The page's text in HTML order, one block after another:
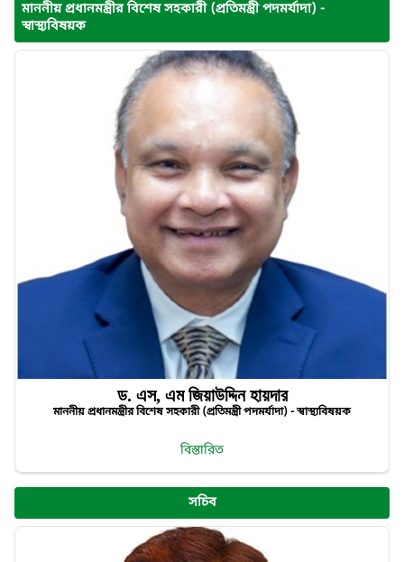
মাননীয় প্রধানমন্ত্রীর বিশেষ সহকারী (প্রতিমন্ত্রী পদমর্যাদা) -
স্বাস্থ্যবিষয়ক
ড. এস, এম জিয়াউদ্দিন হায়দার
মাননীয় প্রধানমন্ত্রীর বিশেষ সহকারী (প্রতিমন্ত্রী পদমর্যাদা) - স্বাস্থ্যবিষয়ক
বিস্তারিত
সচিব